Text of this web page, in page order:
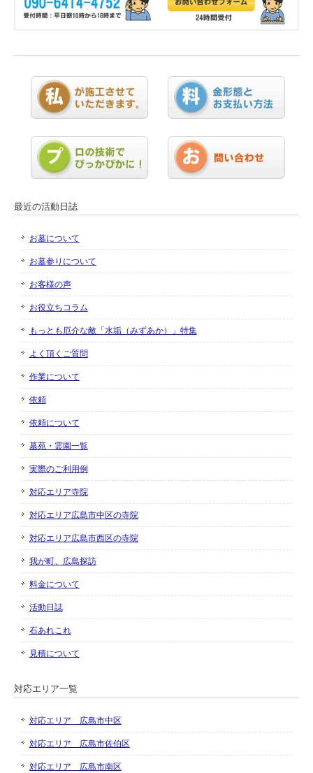
最近の活動日誌
お墓について
お墓参りについて
お客様の声
お役立ちコラム
もっとも厄介な敵「水垢（みずあか）」特集
よく頂くご質問
作業について
依頼
依頼について
墓苑・霊園一覧
実際のご利用例
対応エリア寺院
対応エリア広島市中区の寺院
対応エリア広島市西区の寺院
我が町、広島探訪
料金について
活動日誌
石あれこれ
見積について
対応エリア一覧
対応エリア 広島市中区
対応エリア 広島市佐伯区
対応エリア 広島市南区